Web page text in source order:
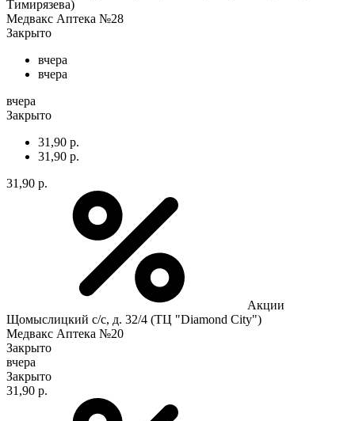
Тимирязева)
Медвакс Аптека №28
Закрыто
вчера
вчера
вчера
Закрыто
31,90 р.
31,90 р.
31,90 р.
Акции
Щомыслицкий с/с, д. 32/4 (ТЦ "Diamond City")
Медвакс Аптека №20
Закрыто
вчера
Закрыто
31,90 р.